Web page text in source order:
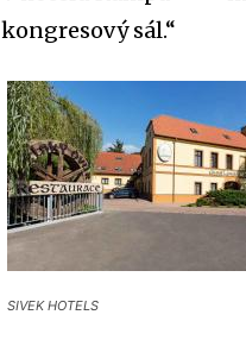
kongresový sál.“
SIVEK HOTELS